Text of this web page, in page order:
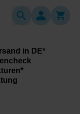
in DE*